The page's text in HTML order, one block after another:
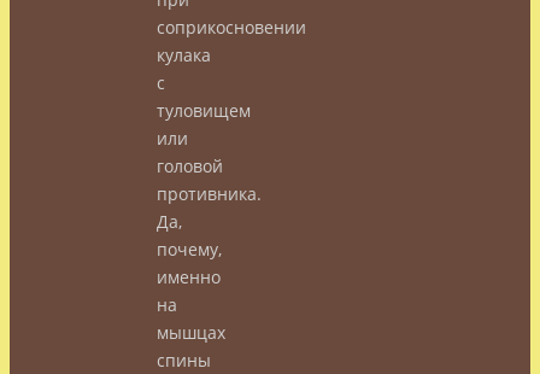
соприкосновении
кулака
с
туловищем
или
головой
противника.
Да,
почему,
именно
на
мышцах
спины